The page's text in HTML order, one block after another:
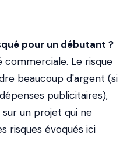
pour un débutant ?
Le risque
beaucoup d'argent (si
publicitaires),
un projet qui ne
risques évoqués ici